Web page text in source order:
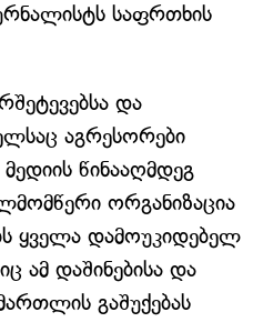
საფრთხის
და
აგრესორები
წინააღმდეგ
ორგანიზაცია
ყველა დამოუკიდებელ
ამ დაშინებისა და
გაშუქებას